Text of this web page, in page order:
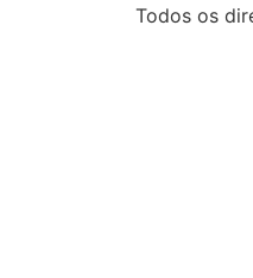
Todos os